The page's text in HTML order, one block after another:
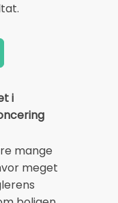
i
mange
meget